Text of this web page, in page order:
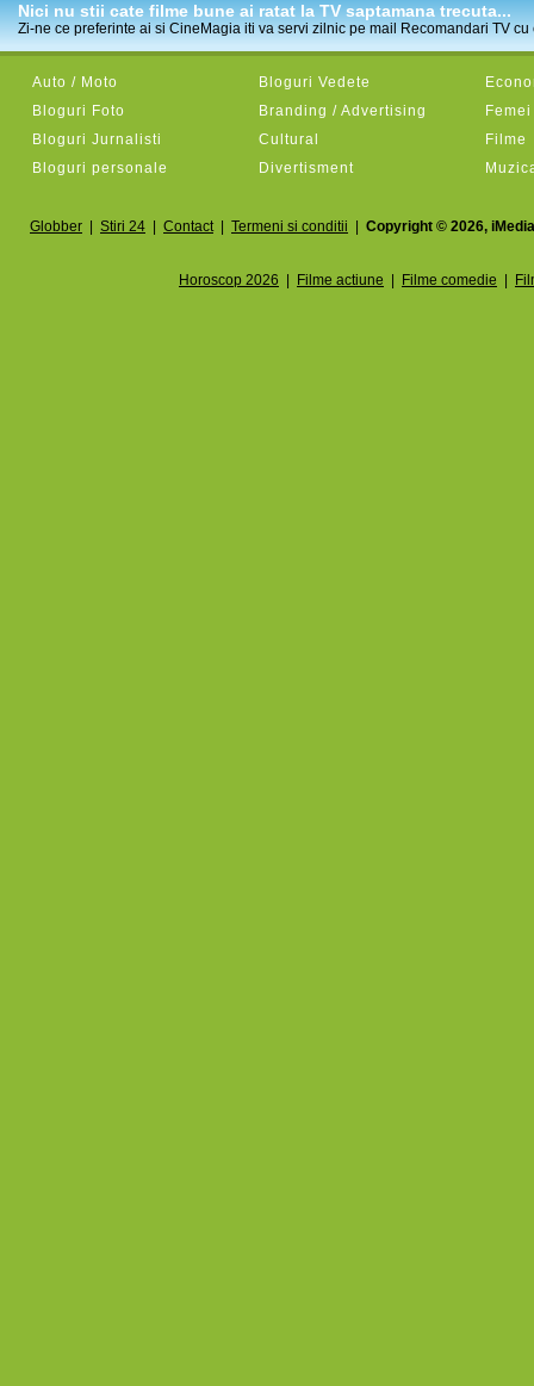
Nici nu stii cate filme bune ai ratat la TV saptamana trecuta...
Zi-ne ce preferinte ai si CineMagia iti va servi zilnic pe mail Recomandari TV
Auto / Moto
Bloguri Foto
Bloguri Jurnalisti
Bloguri personale
Bloguri Vedete
Branding / Advertising
Cultural
Divertisment
Femei
Filme
Globber Stiri 24 Contact| Termeni si conditii Copyright © 2026,
Horoscop 2026 Filme actiune Filme comedie